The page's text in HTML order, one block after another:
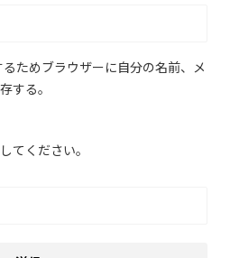
ためブラウザーに自分の名前、メ
する。
てください。